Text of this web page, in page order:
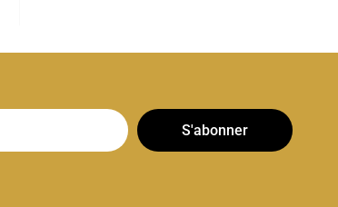
S'abonner